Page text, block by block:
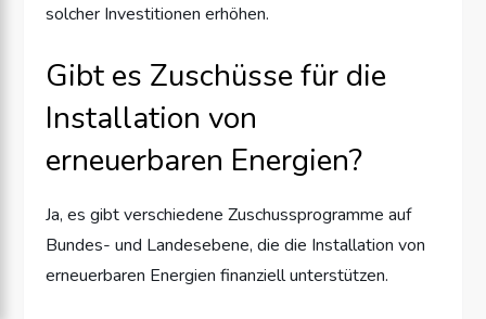
solcher Investitionen erhöhen.
Gibt es Zuschüsse für die
Installation von
erneuerbaren Energien?
Ja, es gibt verschiedene Zuschussprogramme auf
Bundes- und Landesebene, die die Installation von
erneuerbaren Energien finanziell unterstützen.